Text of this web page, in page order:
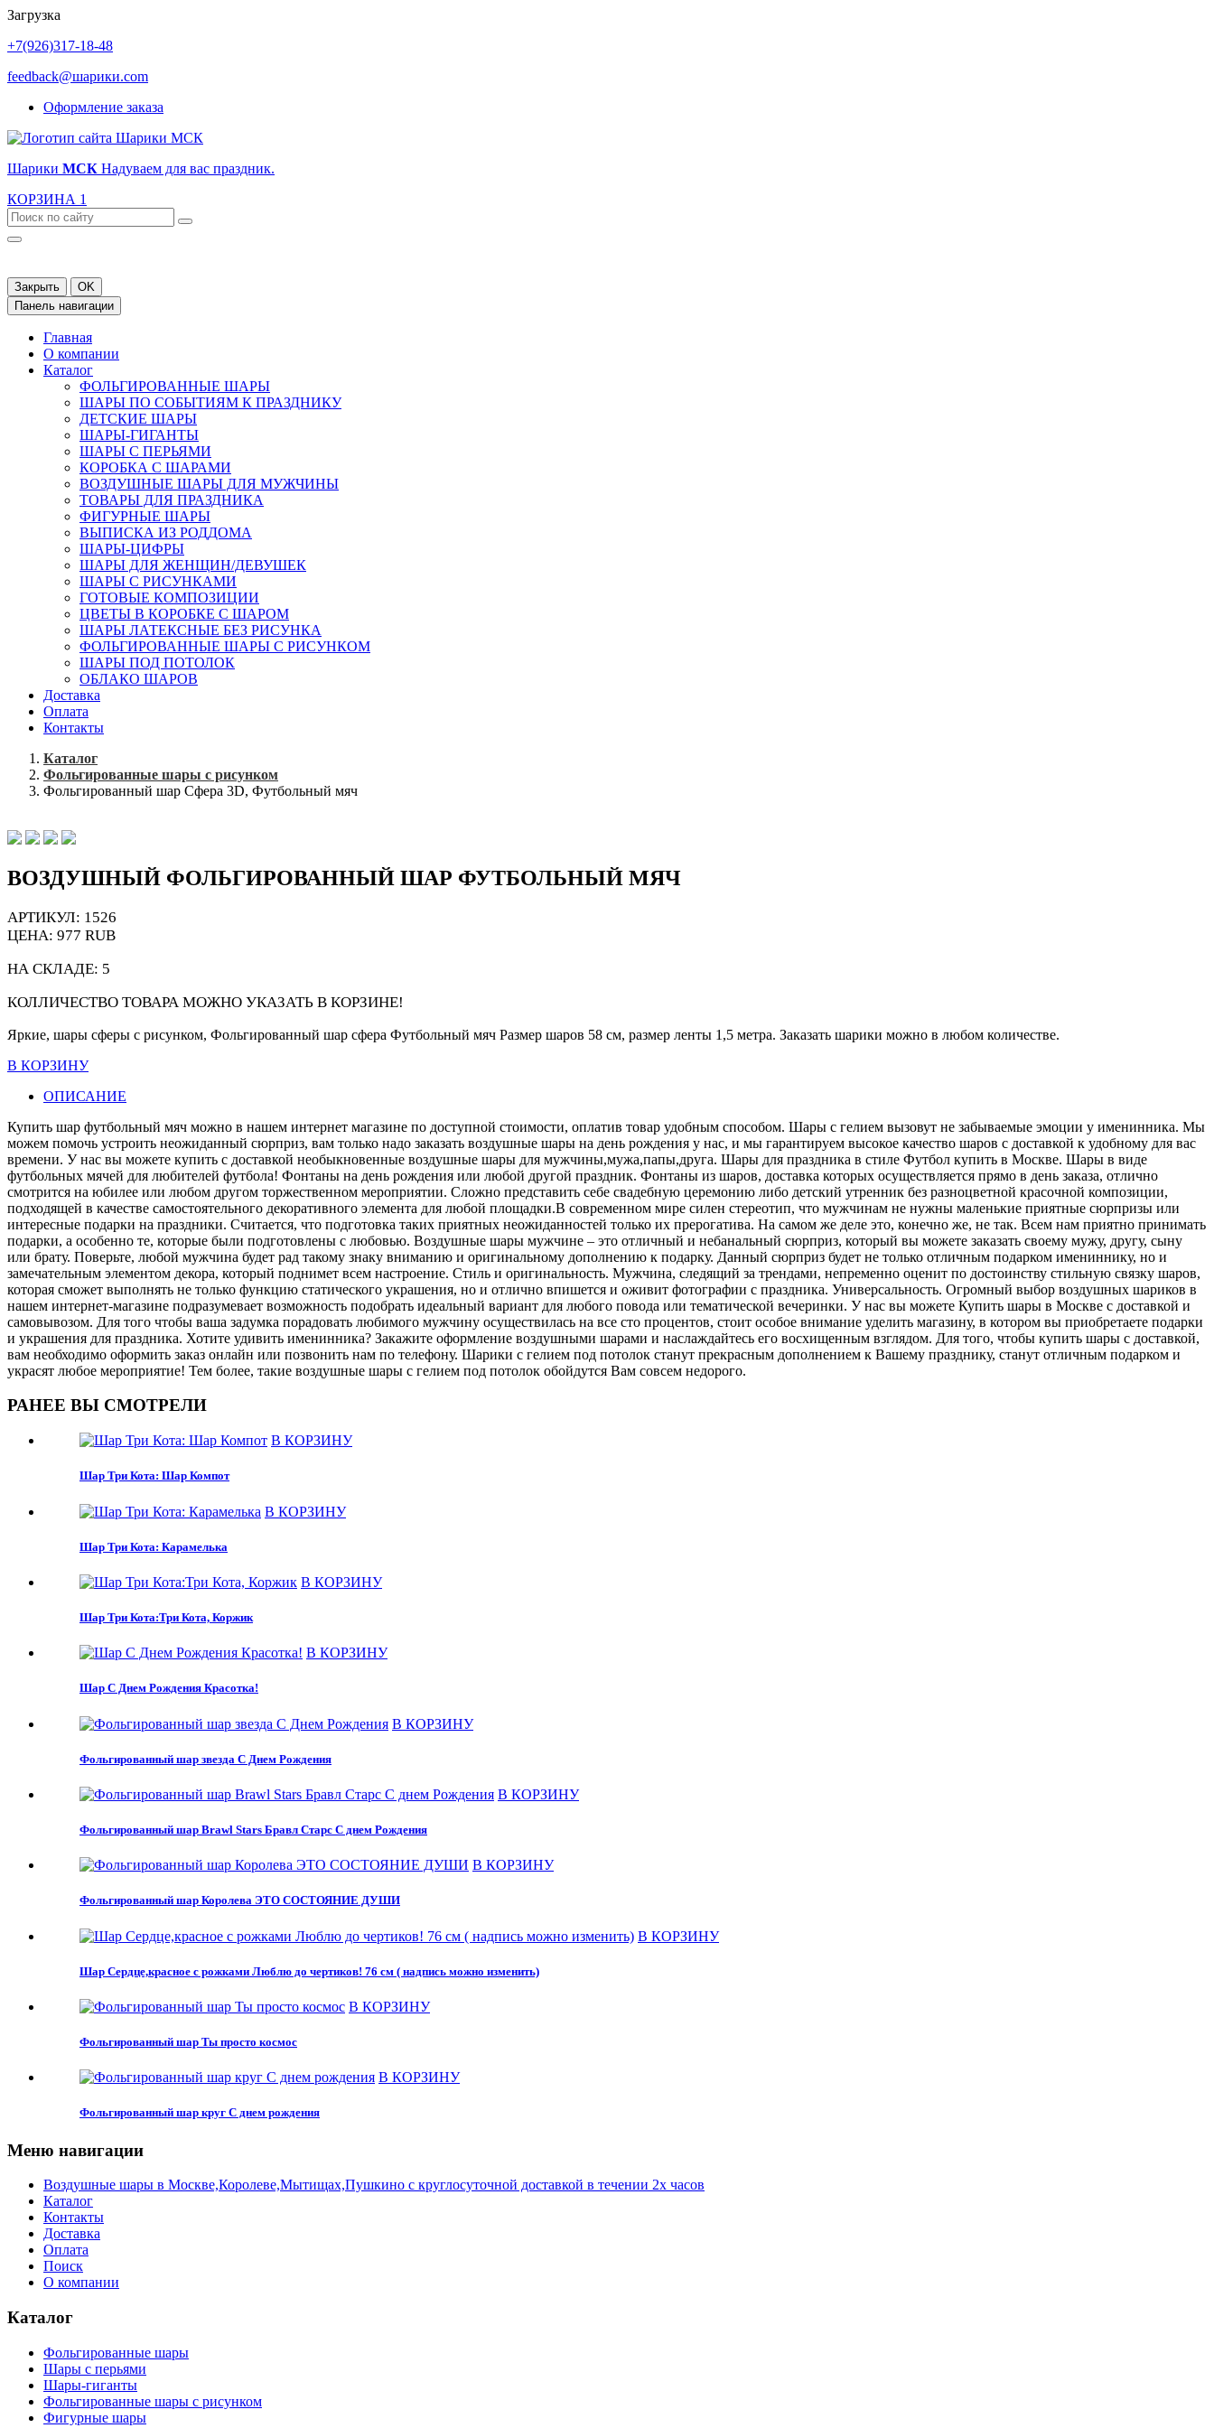
Загрузка
+7(926)317-18-48
feedback@шарики.com
Оформление заказа
Шарики МСК Надуваем для вас праздник.
КОРЗИНА 1
Закрыть
OK
Панель навигации
Главная
О компании
Каталог
ФОЛЬГИРОВАННЫЕ ШАРЫ
ШАРЫ ПО СОБЫТИЯМ К ПРАЗДНИКУ
ДЕТСКИЕ ШАРЫ
ШАРЫ-ГИГАНТЫ
ШАРЫ С ПЕРЬЯМИ
КОРОБКА С ШАРАМИ
ВОЗДУШНЫЕ ШАРЫ ДЛЯ МУЖЧИНЫ
ТОВАРЫ ДЛЯ ПРАЗДНИКА
ФИГУРНЫЕ ШАРЫ
ВЫПИСКА ИЗ РОДДОМА
ШАРЫ-ЦИФРЫ
ШАРЫ ДЛЯ ЖЕНЩИН/ДЕВУШЕК
ШАРЫ С РИСУНКАМИ
ГОТОВЫЕ КОМПОЗИЦИИ
ЦВЕТЫ В КОРОБКЕ С ШАРОМ
ШАРЫ ЛАТЕКСНЫЕ БЕЗ РИСУНКА
ФОЛЬГИРОВАННЫЕ ШАРЫ С РИСУНКОМ
ШАРЫ ПОД ПОТОЛОК
ОБЛАКО ШАРОВ
Доставка
Оплата
Контакты
Каталог
Фольгированные шары с рисунком
Фольгированный шар Сфера 3D, Футбольный мяч
ВОЗДУШНЫЙ ФОЛЬГИРОВАННЫЙ ШАР ФУТБОЛЬНЫЙ МЯЧ
АРТИКУЛ: 1526
ЦЕНА: 977 RUB
НА СКЛАДЕ: 5
КОЛЛИЧЕСТВО ТОВАРА МОЖНО УКАЗАТЬ В КОРЗИНЕ!
Яркие, шары cферы с рисунком, Фольгированный шар сфера Футбольный мяч Размер шаров 58 см, размер ленты 1,5 метра. Заказать шарики можно в любом количестве.
В КОРЗИНУ
ОПИСАНИЕ
Купить шар футбольный мяч можно в нашем интернет магазине по доступной стоимости, оплатив товар удобным способом. Шары с гелием вызовут не забываемые эмоции у именинника. Мы
можем помочь устроить неожиданный сюрприз, вам только надо заказать воздушные шары на день рождения у нас, и мы гарантируем высокое качество шаров с доставкой к удобному для вас
времени. У нас вы можете купить с доставкой необыкновенные воздушные шары для мужчины,мужа,папы,друга. Шары для праздника в стиле Футбол купить в Москве. Шары в виде
футбольных мячей для любителей футбола! Фонтаны на день рождения или любой другой праздник. Фонтаны из шаров, доставка которых осуществляется прямо в день заказа, отлично
смотрится на юбилее или любом другом торжественном мероприятии. Сложно представить себе свадебную церемонию либо детский утренник без разноцветной красочной композиции,
подходящей в качестве самостоятельного декоративного элемента для любой площадки.В современном мире силен стереотип, что мужчинам не нужны маленькие приятные сюрпризы или
интересные подарки на праздники. Считается, что подготовка таких приятных неожиданностей только их прерогатива. На самом же деле это, конечно же, не так. Всем нам приятно принимать
подарки, а особенно те, которые были подготовлены с любовью. Воздушные шары мужчине – это отличный и небанальный сюрприз, который вы можете заказать своему мужу, другу, сыну
или брату. Поверьте, любой мужчина будет рад такому знаку вниманию и оригинальному дополнению к подарку. Данный сюрприз будет не только отличным подарком имениннику, но и
замечательным элементом декора, который поднимет всем настроение. Стиль и оригинальность. Мужчина, следящий за трендами, непременно оценит по достоинству стильную связку шаров,
которая сможет выполнять не только функцию статического украшения, но и отлично впишется и оживит фотографии с праздника. Универсальность. Огромный выбор воздушных шариков в
нашем интернет-магазине подразумевает возможность подобрать идеальный вариант для любого повода или тематической вечеринки. У нас вы можете Купить шары в Москве с доставкой и
самовывозом. Для того чтобы ваша задумка порадовать любимого мужчину осуществилась на все сто процентов, стоит особое внимание уделить магазину, в котором вы приобретаете подарки
и украшения для праздника. Хотите удивить именинника? Закажите оформление воздушными шарами и наслаждайтесь его восхищенным взглядом. Для того, чтобы купить шары с доставкой,
вам необходимо оформить заказ онлайн или позвонить нам по телефону. Шарики с гелием под потолок станут прекрасным дополнением к Вашему празднику, станут отличным подарком и
украсят любое мероприятие! Тем более, такие воздушные шары с гелием под потолок обойдутся Вам совсем недорого.
РАНЕЕ ВЫ СМОТРЕЛИ
В КОРЗИНУ
Шар Три Кота: Шар Компот
В КОРЗИНУ
Шар Три Кота: Карамелька
В КОРЗИНУ
Шар Три Кота:Три Кота, Коржик
В КОРЗИНУ
Шар С Днем Рождения Красотка!
В КОРЗИНУ
Фольгированный шар звезда С Днем Рождения
В КОРЗИНУ
Фольгированный шар Brawl Stars Бравл Старс С днем Рождения
В КОРЗИНУ
Фольгированный шар Королева ЭТО СОСТОЯНИЕ ДУШИ
В КОРЗИНУ
Шар Сердце,красное с рожками Люблю до чертиков! 76 см ( надпись можно изменить)
В КОРЗИНУ
Фольгированный шар Ты просто космос
В КОРЗИНУ
Фольгированный шар круг С днем рождения
Меню навигации
Воздушные шары в Москве,Королеве,Мытищах,Пушкино с круглосуточной доставкой в течении 2х часов
Каталог
Контакты
Доставка
Оплата
Поиск
О компании
Каталог
Фольгированные шары
Шары с перьями
Шары-гиганты
Фольгированные шары с рисунком
Фигурные шары